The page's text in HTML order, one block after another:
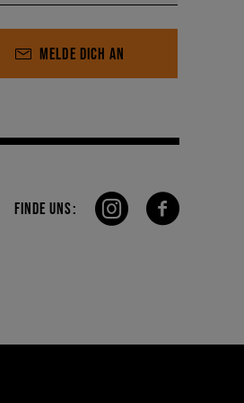
MELDE DICH AN
FINDE UNS: